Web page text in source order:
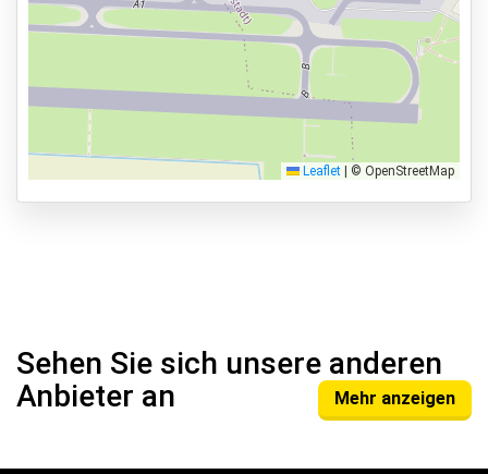
Leaflet © OpenStreetMap
Sehen Sie sich unsere anderen
Anbieter an
Mehr anzeigen